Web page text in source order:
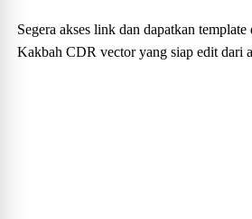
Segera akses link dan dapatkan
Kakbah CDR vector yang siap edit dari